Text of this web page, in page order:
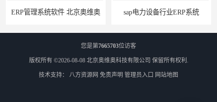
ERP管理系统软件 北京奥维奥 sap电力设备行业ERP系统
您是第7665703位访客
版权所有 ©2026-08-08 北京奥维奥科技有限公司 保留所有权利.
技术支持： 八方资源网 免责声明 管理员入口 网站地图